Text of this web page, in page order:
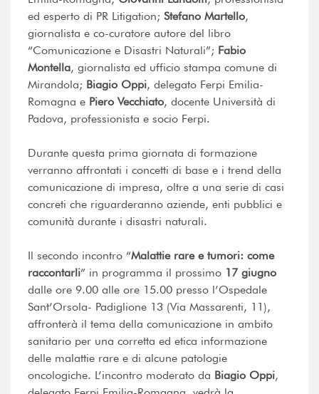
ed esperto di PR Litigation; Stefano Martello,
giornalista e co-curatore autore del libro
“Comunicazione e Disastri Naturali”; Fabio
Montella, giornalista ed ufficio stampa comune di
Mirandola; Biagio Oppi, delegato Ferpi Emilia-
Romagna e Piero Vecchiato, docente Università di
Padova, professionista e socio Ferpi.
Durante questa prima giornata di formazione
verranno affrontati i concetti di base e i trend della
comunicazione di impresa, oltre a una serie di casi
concreti che riguarderanno aziende, enti pubblici e
comunità durante i disastri naturali.
Il secondo incontro “Malattie rare e tumori: come
raccontarli” in programma il prossimo 17 giugno
dalle ore 9.00 alle ore 15.00 presso l’Ospedale
Sant’Orsola- Padiglione 13 (Via Massarenti, 11),
affronterà il tema della comunicazione in ambito
sanitario per una corretta ed etica informazione
delle malattie rare e di alcune patologie
oncologiche. L’incontro moderato da Biagio Oppi,